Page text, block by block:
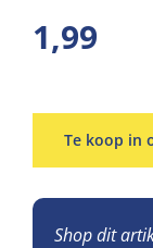
1,99
Te koop in
Shop dit